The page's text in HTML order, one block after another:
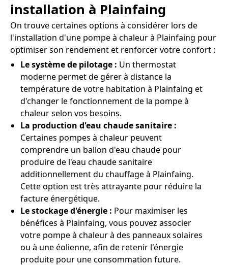
installation à Plainfaing
On trouve certaines options à considérer lors de
l'installation d'une pompe à chaleur à Plainfaing pour
optimiser son rendement et renforcer votre confort :
Le système de pilotage : Un thermostat
moderne permet de gérer à distance la
température de votre habitation à Plainfaing et
d'changer le fonctionnement de la pompe à
chaleur selon vos besoins.
La production d'eau chaude sanitaire :
Certaines pompes à chaleur peuvent
comprendre un ballon d'eau chaude pour
produire de l'eau chaude sanitaire
additionnellement du chauffage à Plainfaing.
Cette option est très attrayante pour réduire la
facture énergétique.
Le stockage d'énergie : Pour maximiser les
bénéfices à Plainfaing, vous pouvez associer
votre pompe à chaleur à des panneaux solaires
ou à une éolienne, afin de retenir l'énergie
produite pour une consommation future.